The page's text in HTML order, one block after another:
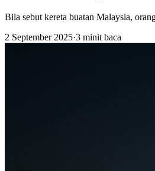
Bila sebut kereta buatan Malaysia,
2 September 2025·3 minit baca